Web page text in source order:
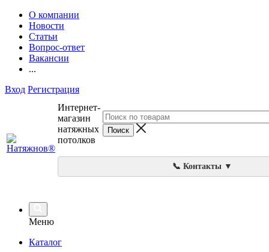
О компании
Новости
Статьи
Вопрос-ответ
Вакансии
...
Вход Регистрация
Интернет-
магазин
натяжных
потолков
📞 Контакты ▼
Меню
Каталог